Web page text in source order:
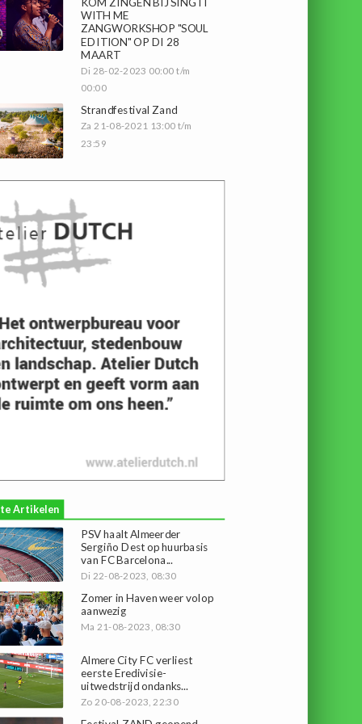
WITH ME
ZANGWORKSHOP "SOUL
EDITION" OP DI 28
MAART
Di 28-02-2023 00:00 t/m
00:00
Strandfestival Zand
Za 21-08-2021 13:00 t/m
23:59
Artikelen
PSV haalt Almeerder
Sergiño Dest op huurbasis
van FC Barcelona...
Di 22-08-2023, 08:30
Zomer in Haven weer volop
aanwezig
Ma 21-08-2023, 08:30
Almere City FC verliest
eerste Eredivisie-
uitwedstrijd ondanks...
Zo 20-08-2023, 22:30